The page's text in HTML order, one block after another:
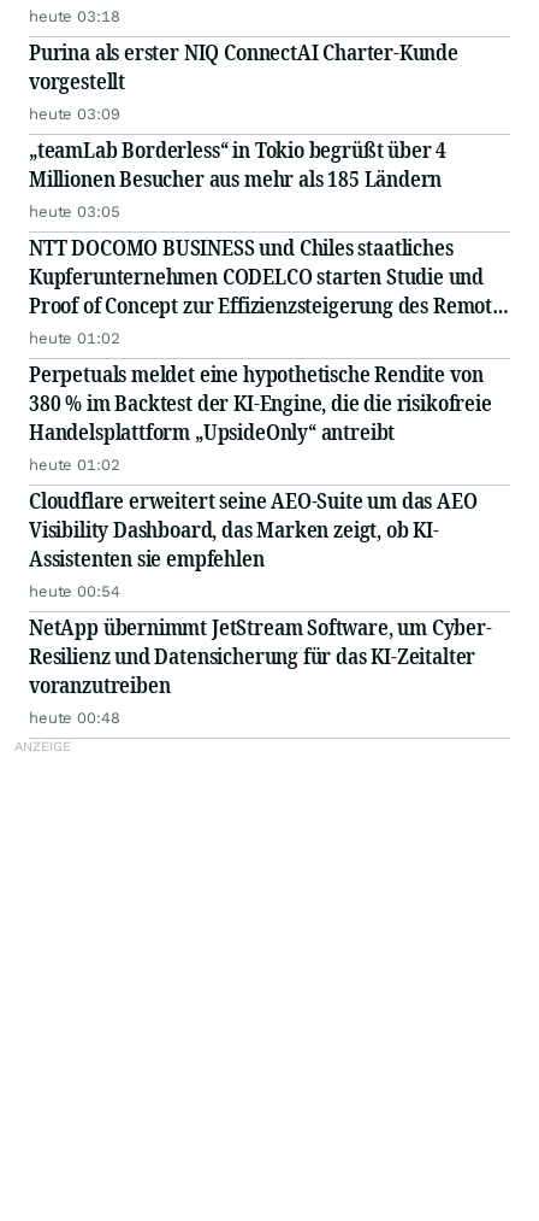
heute 03:18
Purina als erster NIQ ConnectAI Charter-Kunde
vorgestellt
heute 03:09
„teamLab Borderless“ in Tokio begrüßt über 4
Millionen Besucher aus mehr als 185 Ländern
heute 03:05
NTT DOCOMO BUSINESS und Chiles staatliches
Kupferunternehmen CODELCO starten Studie und
Proof of Concept zur Effizienzsteigerung des Remote-
Betriebs von Kupferminen mittels IOWN APN
heute 01:02
Perpetuals meldet eine hypothetische Rendite von
380 % im Backtest der KI-Engine, die die risikofreie
Handelsplattform „UpsideOnly“ antreibt
heute 01:02
Cloudflare erweitert seine AEO-Suite um das AEO
Visibility Dashboard, das Marken zeigt, ob KI-
Assistenten sie empfehlen
heute 00:54
NetApp übernimmt JetStream Software, um Cyber-
Resilienz und Datensicherung für das KI-Zeitalter
voranzutreiben
heute 00:48